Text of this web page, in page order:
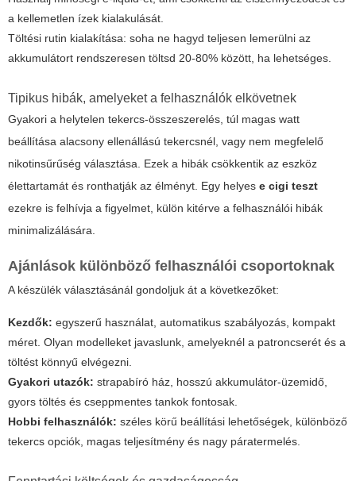
a kellemetlen ízek kialakulását.
Töltési rutin kialakítása: soha ne hagyd teljesen lemerülni az
akkumulátort rendszeresen töltsd 20-80% között, ha lehetséges.
Tipikus hibák, amelyeket a felhasználók elkövetnek
Gyakori a helytelen tekercs-összeszerelés, túl magas watt
beállítása alacsony ellenállású tekercsnél, vagy nem megfelelő
nikotinsűrűség választása. Ezek a hibák csökkentik az eszköz
élettartamát és ronthatják az élményt. Egy helyes e cigi teszt
ezekre is felhívja a figyelmet, külön kitérve a felhasználói hibák
minimalizálására.
Ajánlások különböző felhasználói csoportoknak
A készülék választásánál gondoljuk át a következőket:
Kezdők: egyszerű használat, automatikus szabályozás, kompakt
méret. Olyan modelleket javaslunk, amelyeknél a patroncserét és a
töltést könnyű elvégezni.
Gyakori utazók: strapabíró ház, hosszú akkumulátor-üzemidő,
gyors töltés és cseppmentes tankok fontosak.
Hobbi felhasználók: széles körű beállítási lehetőségek, különböző
tekercs opciók, magas teljesítmény és nagy páratermelés.